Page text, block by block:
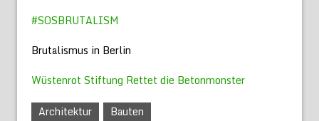
#SOSBRUTALISM
Brutalismus in Berlin
Wüstenrot Stiftung Rettet die Betonmonster
Architektur
Bauten